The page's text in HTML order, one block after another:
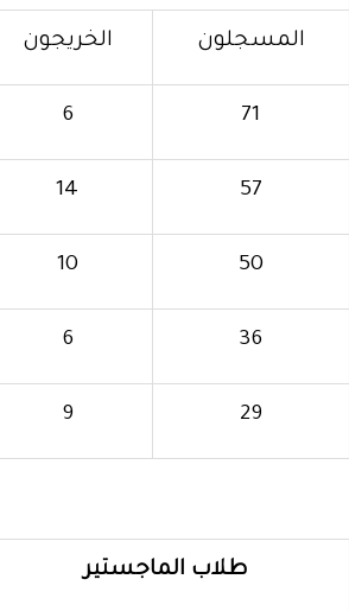
المسجلون الخريجون
71
6
57
14
50
10
36
6
29
9
طلاب الماجستير